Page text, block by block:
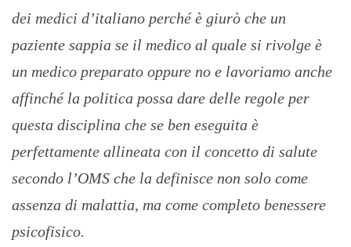
dei medici d’italiano perché è giurò che un
paziente sappia se il medico al quale si rivolge è
un medico preparato oppure no e lavoriamo anche
affinché la politica possa dare delle regole per
questa disciplina che se ben eseguita è
perfettamente allineata con il concetto di salute
secondo l’OMS che la definisce non solo come
assenza di malattia, ma come completo benessere
psicofisico.